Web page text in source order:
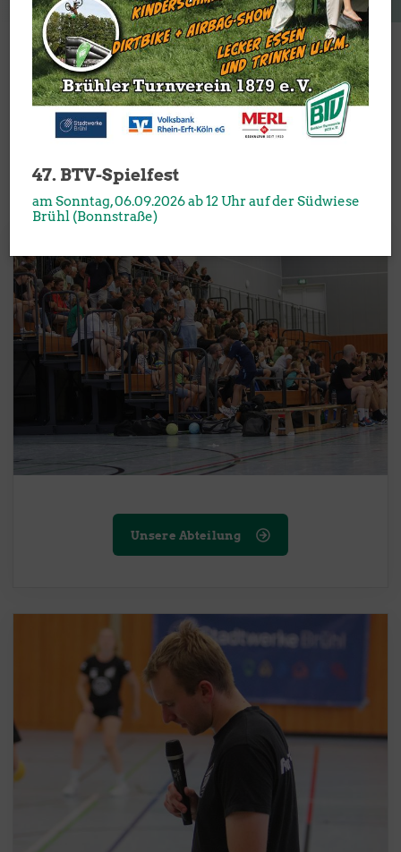
Handball im Brühler Turnverein
Herzlich Willkommen
Unsere Abteilung
47. BTV-Spielfest
am Sonntag, 06.09.2026 ab 12 Uhr auf der Südwiese
Brühl (Bonnstraße)